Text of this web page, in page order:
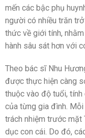
mến các bậc phụ
người có nhiều trăn
thức về giới tính,
hành sâu sát hơn với
Theo bác sĩ Nhu
được thực hiện càng
thuộc vào độ tuổi, tính
của từng gia đình.
trách nhiệm trước mặt
dục con cái. Do đó,